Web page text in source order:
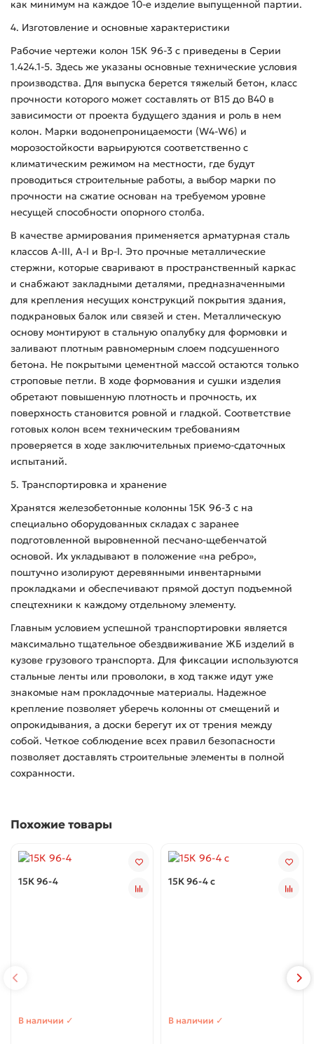
как минимум на каждое 10-е изделие выпущенной партии.
4. Изготовление и основные характеристики
Рабочие чертежи колон 15К 96-3 с приведены в Серии
1.424.1-5. Здесь же указаны основные технические условия
производства. Для выпуска берется тяжелый бетон, класс
прочности которого может составлять от В15 до В40 в
зависимости от проекта будущего здания и роль в нем
колон. Марки водонепроницаемости (W4-W6) и
морозостойкости варьируются соответственно с
климатическим режимом на местности, где будут
проводиться строительные работы, а выбор марки по
прочности на сжатие основан на требуемом уровне
несущей способности опорного столба.
В качестве армирования применяется арматурная сталь
классов А-ІІІ, А-І и Вр-І. Это прочные металлические
стержни, которые сваривают в пространственный каркас
и снабжают закладными деталями, предназначенными
для крепления несущих конструкций покрытия здания,
подкрановых балок или связей и стен. Металлическую
основу монтируют в стальную опалубку для формовки и
заливают плотным равномерным слоем подсушенного
бетона. Не покрытыми цементной массой остаются только
строповые петли. В ходе формования и сушки изделия
обретают повышенную плотность и прочность, их
поверхность становится ровной и гладкой. Соответствие
готовых колон всем техническим требованиям
проверяется в ходе заключительных приемо-сдаточных
испытаний.
5. Транспортировка и хранение
Хранятся железобетонные колонны 15К 96-3 с на
специально оборудованных складах с заранее
подготовленной выровненной песчано-щебенчатой
основой. Их укладывают в положение «на ребро»,
поштучно изолируют деревянными инвентарными
прокладками и обеспечивают прямой доступ подъемной
спецтехники к каждому отдельному элементу.
Главным условием успешной транспортировки является
максимально тщательное обездвиживание ЖБ изделий в
кузове грузового транспорта. Для фиксации используются
стальные ленты или проволоки, в ход также идут уже
знакомые нам прокладочные материалы. Надежное
крепление позволяет уберечь колонны от смещений и
опрокидывания, а доски берегут их от трения между
собой. Четкое соблюдение всех правил безопасности
позволяет доставлять строительные элементы в полной
сохранности.
Похожие товары
15К 96-4
В наличии ✓
15К 96-4 с
В наличии ✓